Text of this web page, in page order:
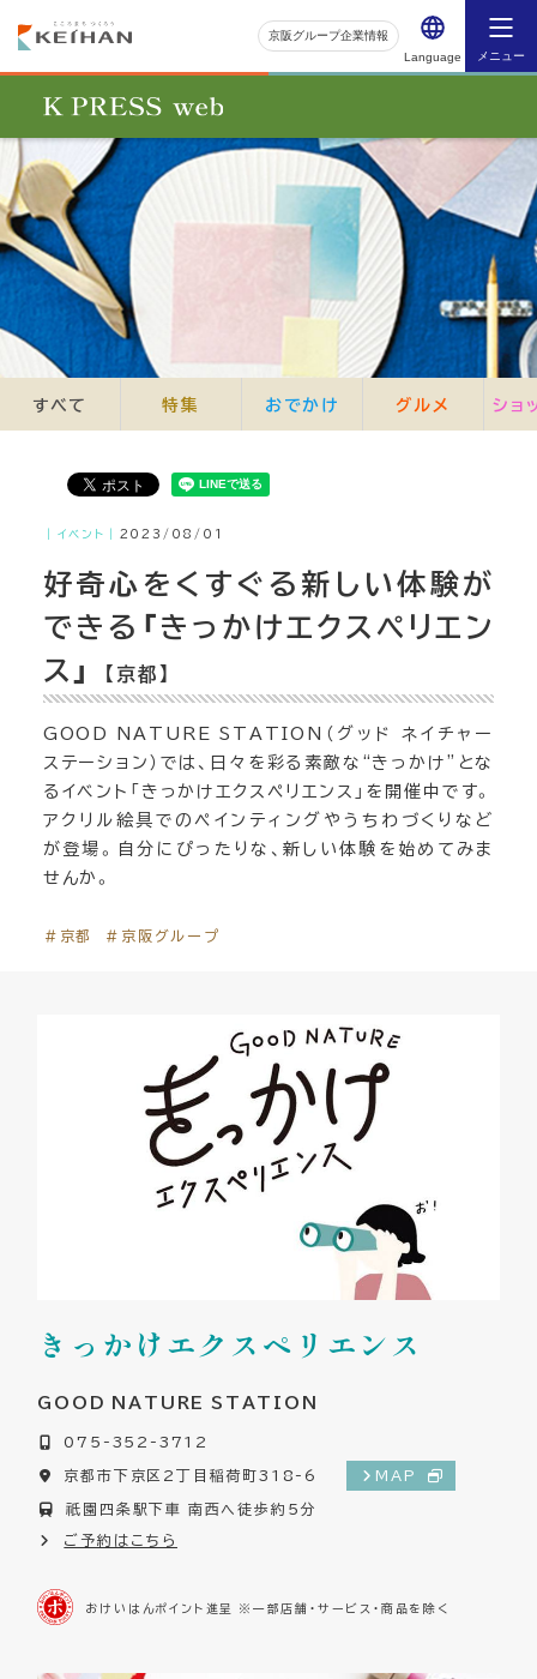
Language メニュー
京阪グループ企業情報
すべて 特集 おでかけ グルメ ショ
｜イベント｜ 2023/08/01
好奇心をくすぐる新しい体験が
できる「きっかけエクスペリエン
ス」
【京都】
GOOD NATURE STATION（グッド ネイチャー
ステーション）では、日々を彩る素敵な“きっかけ”とな
るイベント「きっかけエクスペリエンス」を開催中です。
アクリル絵具でのペインティングやうちわづくりなど
が登場。自分にぴったりな、新しい体験を始めてみま
せんか。
＃京都 ＃京阪グループ
きっかけエクスペリエンス
GOOD NATURE STATION
075-352-3712
京都市下京区2丁目稲荷町318-6
MAP
祇園四条駅下車 南西へ徒歩約5分
ご予約はこちら
おけいはんポイント進呈 ※一部店舗・サービス・商品を除く